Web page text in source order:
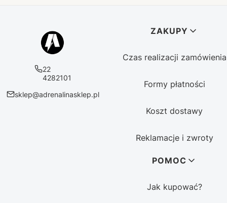
22
4282101
sklep@adrenalinasklep.pl
Linki w stopce
ZAKUPY
Czas realizacji zamówienia
Formy płatności
Koszt dostawy
Reklamacje i zwroty
POMOC
Jak kupować?